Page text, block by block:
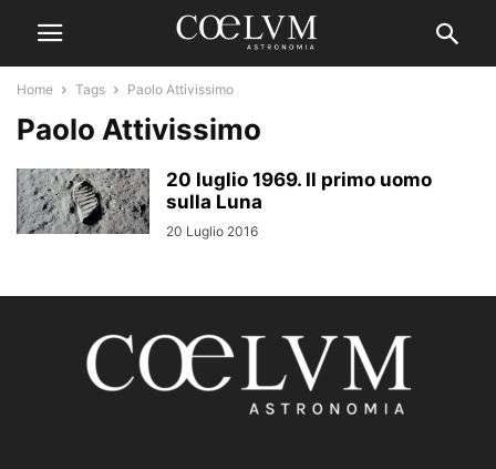
Home Tags Paolo Attivissimo
Paolo Attivissimo
20 luglio 1969. Il primo uomo
sulla Luna
20 Luglio 2016